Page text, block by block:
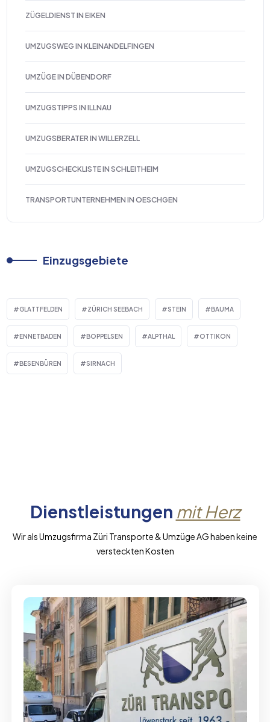
ZÜGELDIENST IN EIKEN
UMZUGSWEG IN KLEINANDELFINGEN
UMZÜGE IN DÜBENDORF
UMZUGSTIPPS IN ILLNAU
UMZUGSBERATER IN WILLERZELL
UMZUGSCHECKLISTE IN SCHLEITHEIM
TRANSPORTUNTERNEHMEN IN OESCHGEN
Einzugsgebiete
GLATTFELDEN ZÜRICH SEEBACH STEIN BAUMA
ENNETBADEN BOPPELSEN ALPTHAL OTTIKON
BESENBÜREN SIRNACH
Dienstleistungen mit Herz
Wir als Umzugsfirma Züri Transporte & Umzüge AG haben keine
versteckten Kosten